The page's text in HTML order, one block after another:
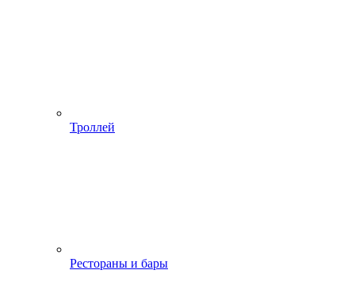
Троллей
Рестораны и бары